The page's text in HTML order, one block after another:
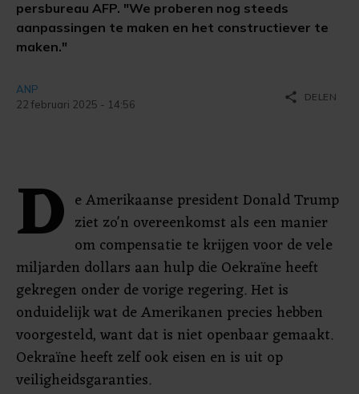
persbureau AFP. "We proberen nog steeds
aanpassingen te maken en het constructiever te
maken."
ANP
22 februari 2025 - 14:56
share DELEN
D e Amerikaanse president Donald Trump
ziet zo'n overeenkomst als een manier
om compensatie te krijgen voor de vele
miljarden dollars aan hulp die Oekraïne heeft
gekregen onder de vorige regering. Het is
onduidelijk wat de Amerikanen precies hebben
voorgesteld, want dat is niet openbaar gemaakt.
Oekraïne heeft zelf ook eisen en is uit op
veiligheidsgaranties.